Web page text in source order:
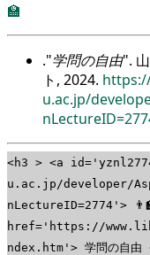
🏫
. 学問の自由 .
ト, 2024.
u.ac.jp/
<h3 > <a
u.ac.jp/developer/
nLectureID=2774'>
href='https://
ndex.htm'> 学問の自